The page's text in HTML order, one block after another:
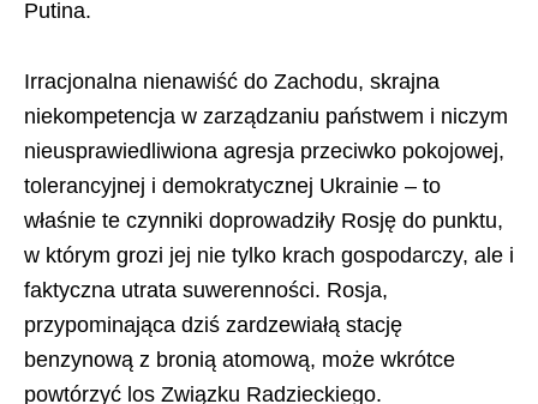
Putina.
Irracjonalna nienawiść do Zachodu, skrajna
niekompetencja w zarządzaniu państwem i niczym
nieusprawiedliwiona agresja przeciwko pokojowej,
tolerancyjnej i demokratycznej Ukrainie – to
właśnie te czynniki doprowadziły Rosję do punktu,
w którym grozi jej nie tylko krach gospodarczy, ale i
faktyczna utrata suwerenności. Rosja,
przypominająca dziś zardzewiałą stację
benzynową z bronią atomową, może wkrótce
powtórzyć los Związku Radzieckiego.